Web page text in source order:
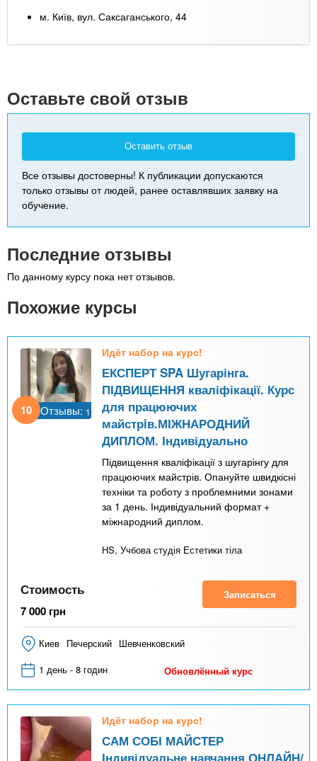
м. Київ, вул. Саксаганського, 44
Оставьте свой отзыв
Оставить отзыв
Все отзывы достоверны! К публикации допускаются
только отзывы от людей, ранее оставлявших заявку на
обучение.
Последние отзывы
По данному курсу пока нет отзывов.
Похожие курсы
10 Отзывы: 1
Идёт набор на курс!
ЕКСПЕРТ SPA Шугарінга.
ПІДВИЩЕННЯ кваліфікації. Курс
для працюючих
майстрiв.МІЖНАРОДНИЙ
ДИПЛОМ. Індивідуально
Підвищення кваліфікації з шугарінгу для
працюючих майстрів. Опануйте швидкісні
техніки та роботу з проблемними зонами
за 1 день. Індивідуальний формат +
міжнародний диплом.
HS, Учбова студія Естетики тіла
Стоимость
7 000 грн
Записаться
Киев Печерский Шевченковский
1 день - 8 годин
Обновлённый курс
Идёт набор на курс!
САМ СОБІ МАЙСТЕР
Індивідуальне навчання ОНЛАЙН/